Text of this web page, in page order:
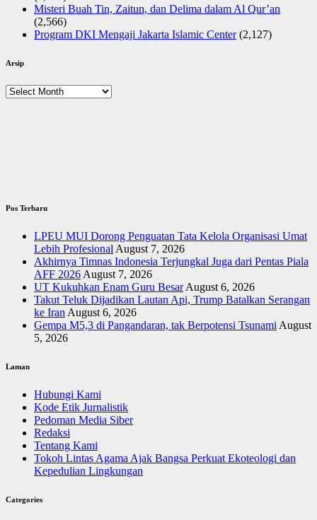
Misteri Buah Tin, Zaitun, dan Delima dalam Al Qur’an
(2,566)
Program DKI Mengaji Jakarta Islamic Center (2,127)
Arsip
Arsip
Pos Terbaru
LPEU MUI Dorong Penguatan Tata Kelola Organisasi Umat
Lebih Profesional August 7, 2026
Akhirnya Timnas Indonesia Terjungkal Juga dari Pentas Piala
AFF 2026 August 7, 2026
UT Kukuhkan Enam Guru Besar August 6, 2026
Takut Teluk Dijadikan Lautan Api, Trump Batalkan Serangan
ke Iran August 6, 2026
Gempa M5,3 di Pangandaran, tak Berpotensi Tsunami August
5, 2026
Laman
Hubungi Kami
Kode Etik Jurnalistik
Pedoman Media Siber
Redaksi
Tentang Kami
Tokoh Lintas Agama Ajak Bangsa Perkuat Ekoteologi dan
Kepedulian Lingkungan
Categories